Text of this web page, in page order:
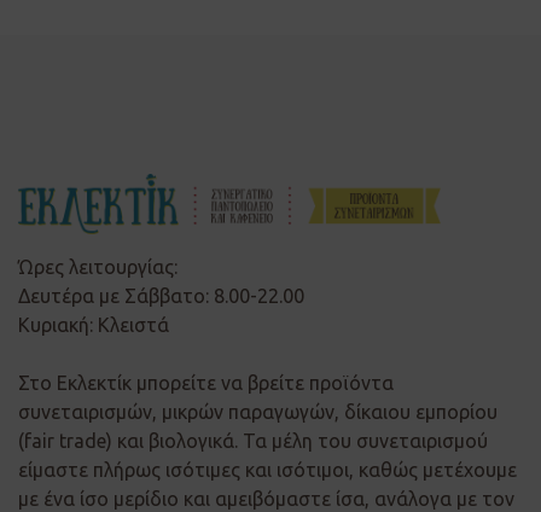
Ώρες λειτουργίας:
Δευτέρα με Σάββατο: 8.00-22.00
Κυριακή: Κλειστά
Στο Εκλεκτίκ μπορείτε να βρείτε προϊόντα
συνεταιρισμών, μικρών παραγωγών, δίκαιου εμπορίου
(fair trade) και βιολογικά. Τα μέλη του συνεταιρισμού
είμαστε πλήρως ισότιμες και ισότιμοι, καθώς μετέχουμε
με ένα ίσο μερίδιο και αμειβόμαστε ίσα, ανάλογα με τον